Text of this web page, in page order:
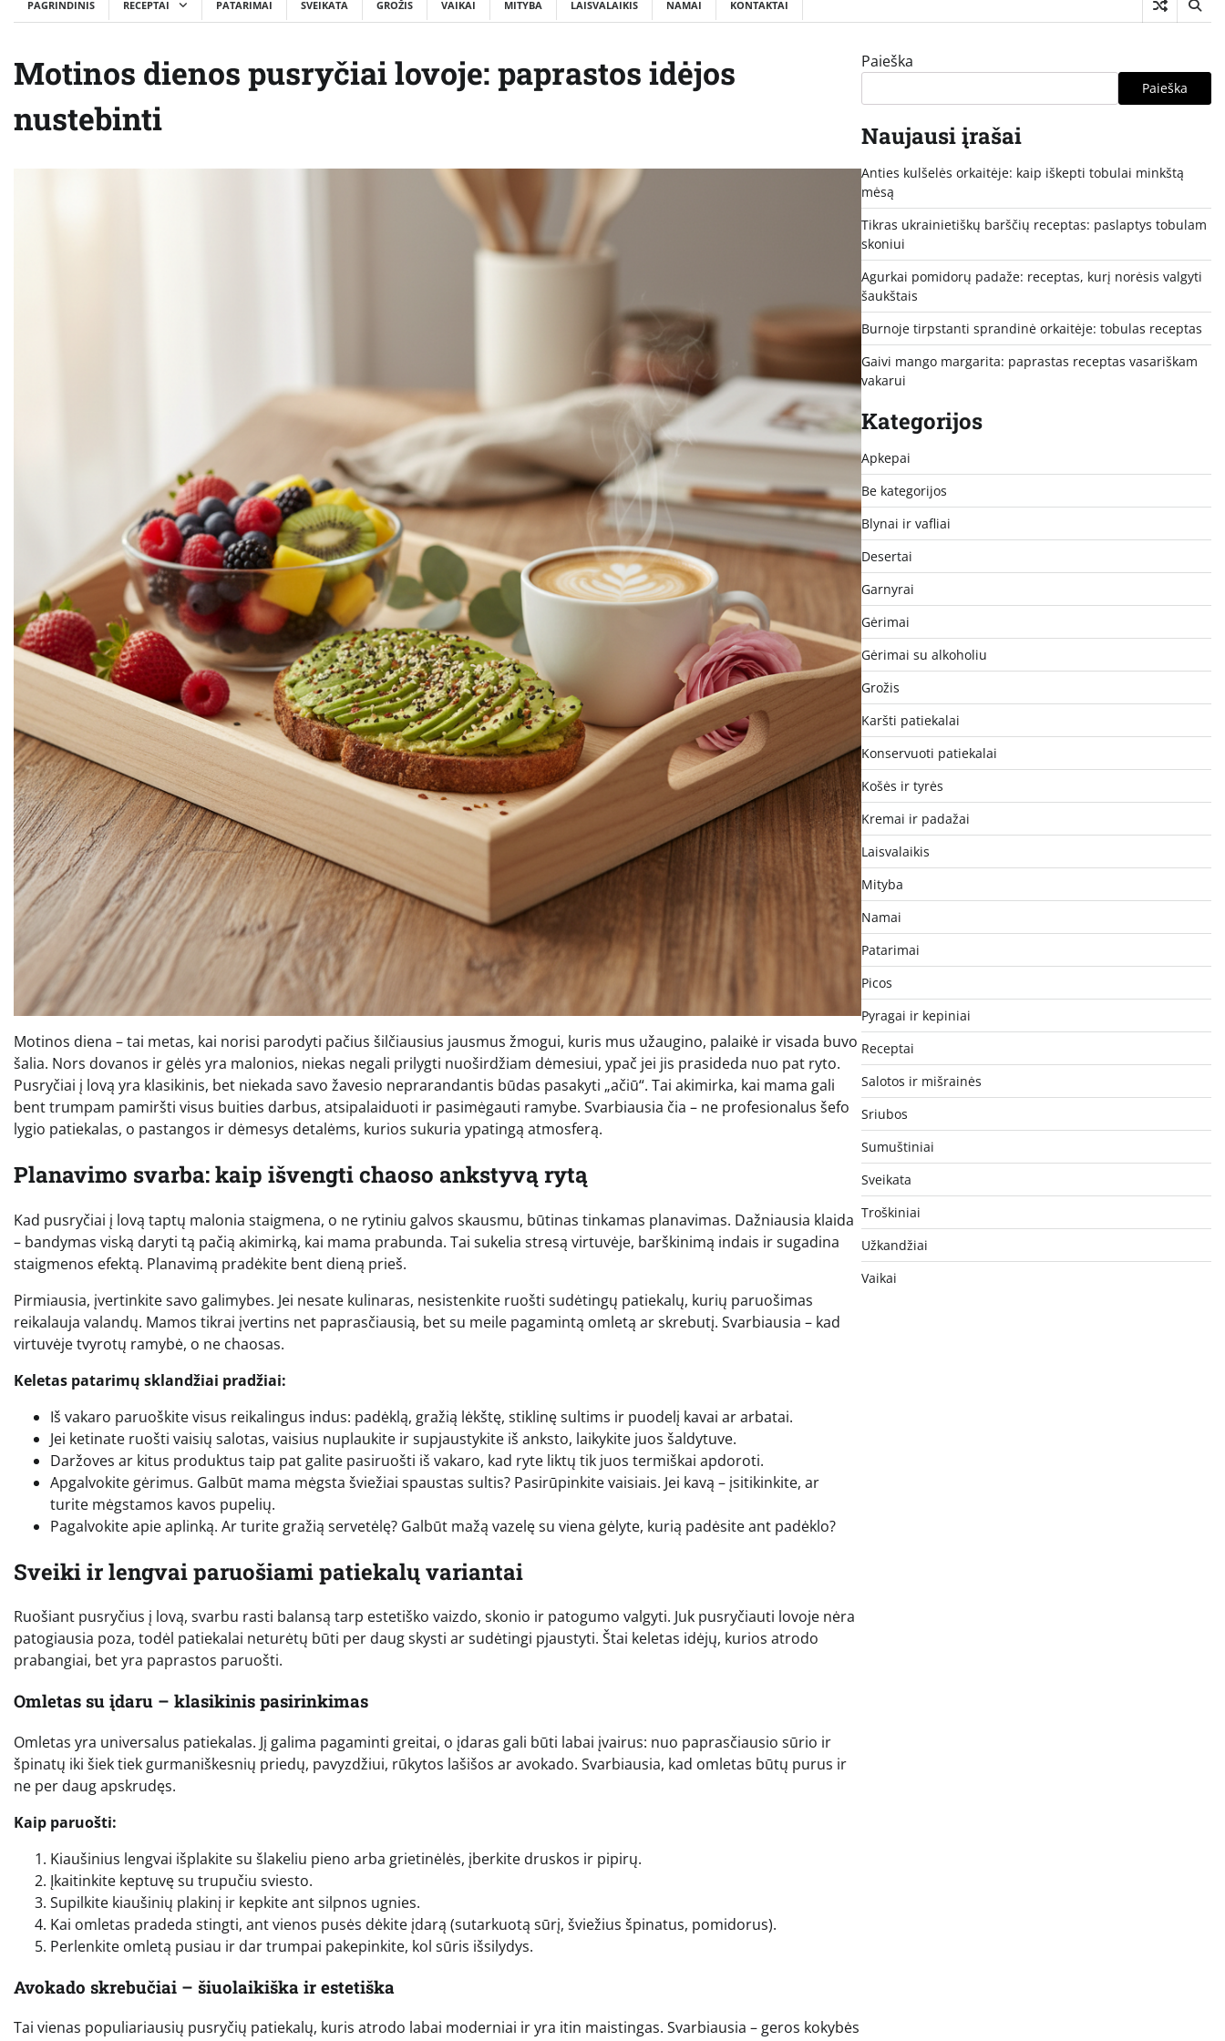
PAGRINDINIS RECEPTAI PATARIMAI SVEIKATA GROŽIS VAIKAI MITYBA LAISVALAIKIS NAMAI KONTAKTAI
Motinos dienos pusryčiai lovoje: paprastos idėjos
nustebinti
Motinos diena – tai metas, kai norisi parodyti pačius šilčiausius jausmus žmogui, kuris mus užaugino, palaikė ir visada buvo
šalia. Nors dovanos ir gėlės yra malonios, niekas negali prilygti nuoširdžiam dėmesiui, ypač jei jis prasideda nuo pat ryto.
Pusryčiai į lovą yra klasikinis, bet niekada savo žavesio neprarandantis būdas pasakyti „ačiū“. Tai akimirka, kai mama gali
bent trumpam pamiršti visus buities darbus, atsipalaiduoti ir pasimėgauti ramybe. Svarbiausia čia – ne profesionalus šefo
lygio patiekalas, o pastangos ir dėmesys detalėms, kurios sukuria ypatingą atmosferą.
Planavimo svarba: kaip išvengti chaoso ankstyvą rytą
Kad pusryčiai į lovą taptų malonia staigmena, o ne rytiniu galvos skausmu, būtinas tinkamas planavimas. Dažniausia klaida
– bandymas viską daryti tą pačią akimirką, kai mama prabunda. Tai sukelia stresą virtuvėje, barškinimą indais ir sugadina
staigmenos efektą. Planavimą pradėkite bent dieną prieš.
Pirmiausia, įvertinkite savo galimybes. Jei nesate kulinaras, nesistenkite ruošti sudėtingų patiekalų, kurių paruošimas
reikalauja valandų. Mamos tikrai įvertins net paprasčiausią, bet su meile pagamintą omletą ar skrebutį. Svarbiausia – kad
virtuvėje tvyrotų ramybė, o ne chaosas.
Keletas patarimų sklandžiai pradžiai:
Iš vakaro paruoškite visus reikalingus indus: padėklą, gražią lėkštę, stiklinę sultims ir puodelį kavai ar arbatai.
Jei ketinate ruošti vaisių salotas, vaisius nuplaukite ir supjaustykite iš anksto, laikykite juos šaldytuve.
Daržoves ar kitus produktus taip pat galite pasiruošti iš vakaro, kad ryte liktų tik juos termiškai apdoroti.
Apgalvokite gėrimus. Galbūt mama mėgsta šviežiai spaustas sultis? Pasirūpinkite vaisiais. Jei kavą – įsitikinkite, ar
turite mėgstamos kavos pupelių.
Pagalvokite apie aplinką. Ar turite gražią servetėlę? Galbūt mažą vazelę su viena gėlyte, kurią padėsite ant padėklo?
Sveiki ir lengvai paruošiami patiekalų variantai
Ruošiant pusryčius į lovą, svarbu rasti balansą tarp estetiško vaizdo, skonio ir patogumo valgyti. Juk pusryčiauti lovoje nėra
patogiausia poza, todėl patiekalai neturėtų būti per daug skysti ar sudėtingi pjaustyti. Štai keletas idėjų, kurios atrodo
prabangiai, bet yra paprastos paruošti.
Omletas su įdaru – klasikinis pasirinkimas
Omletas yra universalus patiekalas. Jį galima pagaminti greitai, o įdaras gali būti labai įvairus: nuo paprasčiausio sūrio ir
špinatų iki šiek tiek gurmaniškesnių priedų, pavyzdžiui, rūkytos lašišos ar avokado. Svarbiausia, kad omletas būtų purus ir
ne per daug apskrudęs.
Kaip paruošti:
Kiaušinius lengvai išplakite su šlakeliu pieno arba grietinėlės, įberkite druskos ir pipirų.
Įkaitinkite keptuvę su trupučiu sviesto.
Supilkite kiaušinių plakinį ir kepkite ant silpnos ugnies.
Kai omletas pradeda stingti, ant vienos pusės dėkite įdarą (sutarkuotą sūrį, šviežius špinatus, pomidorus).
Perlenkite omletą pusiau ir dar trumpai pakepinkite, kol sūris išsilydys.
Avokado skrebučiai – šiuolaikiška ir estetiška
Tai vienas populiariausių pusryčių patiekalų, kuris atrodo labai moderniai ir yra itin maistingas. Svarbiausia – geros kokybės
Paieška
Paieška
Naujausi įrašai
Anties kulšelės orkaitėje: kaip iškepti tobulai minkštą
mėsą
Tikras ukrainietiškų barščių receptas: paslaptys tobulam
skoniui
Agurkai pomidorų padaže: receptas, kurį norėsis valgyti
šaukštais
Burnoje tirpstanti sprandinė orkaitėje: tobulas receptas
Gaivi mango margarita: paprastas receptas vasariškam
vakarui
Kategorijos
Apkepai
Be kategorijos
Blynai ir vafliai
Desertai
Garnyrai
Gėrimai
Gėrimai su alkoholiu
Grožis
Karšti patiekalai
Konservuoti patiekalai
Košės ir tyrės
Kremai ir padažai
Laisvalaikis
Mityba
Namai
Patarimai
Picos
Pyragai ir kepiniai
Receptai
Salotos ir mišrainės
Sriubos
Sumuštiniai
Sveikata
Troškiniai
Užkandžiai
Vaikai